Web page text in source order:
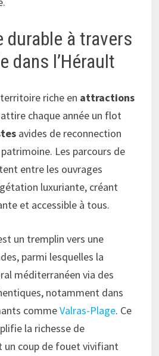
durable à travers
dans l’Hérault
riche en attractions
chaque année un flot
avides de reconnection
Les parcours de
entre les ouvrages
luxuriante, créant
et accessible à tous.
un tremplin vers une
parmi lesquelles la
méditerranéen via des
notamment dans
commeValras-Plage. Ce
la richesse de
un coup de fouet vivifiant